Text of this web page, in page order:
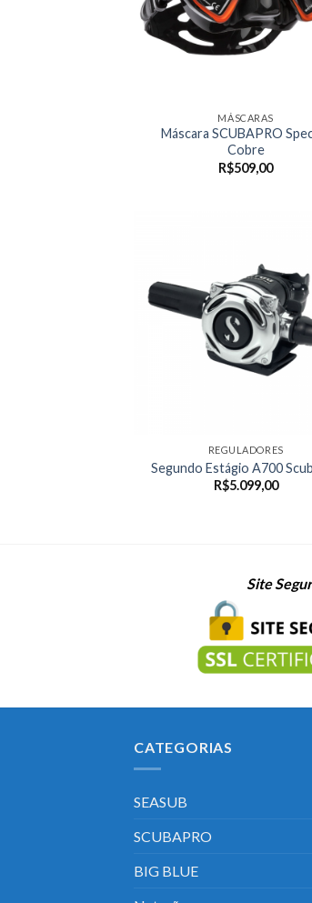
MÁSCARAS
Máscara SCUBAPRO
Cobre
R$509,00
REGULADORES
Segundo Estágio A700
R$5.099,00
Site
CATEGORIAS
SEASUB
SCUBAPRO
BIG BLUE